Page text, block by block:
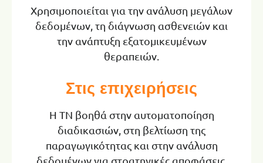
Χρησιμοποιείται για την ανάλυση μεγάλων
δεδομένων, τη διάγνωση ασθενειών και
την ανάπτυξη εξατομικευμένων
θεραπειών.
Στις επιχειρήσεις
Η ΤΝ βοηθά στην αυτοματοποίηση
διαδικασιών, στη βελτίωση της
παραγωγικότητας και στην ανάλυση
δεδομένων για στρατηγικές αποφάσεις.